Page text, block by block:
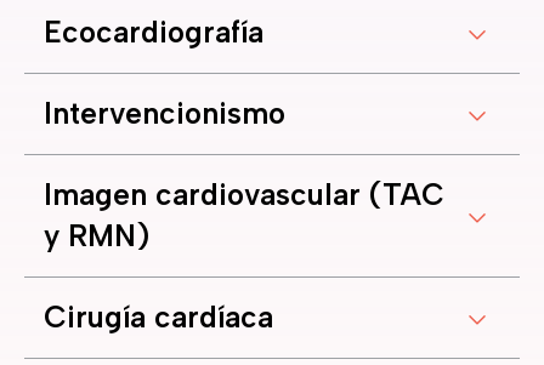
Ecocardiografía
Intervencionismo
Imagen cardiovascular (TAC
y RMN)
Cirugía cardíaca